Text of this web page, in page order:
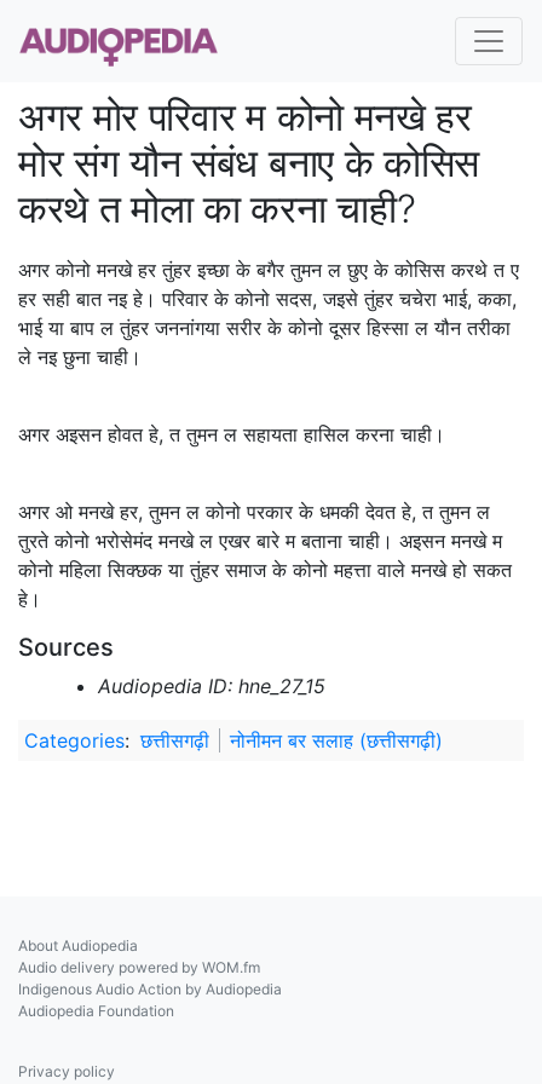
अगर मोर परिवार म कोनो मनखे हर
मोर संग यौन संबंध बनाए के कोसिस
करथे त मोला का करना चाही?
अगर कोनो मनखे हर तुंहर इच्छा के बगैर तुमन ल छुए के कोसिस करथे त ए
हर सही बात नइ हे। परिवार के कोनो सदस, जइसे तुंहर चचेरा भाई, कका,
भाई या बाप ल तुंहर जननांगया सरीर के कोनो दूसर हिस्सा ल यौन तरीका
ले नइ छुना चाही।
अगर अइसन होवत हे, त तुमन ल सहायता हासिल करना चाही।
अगर ओ मनखे हर, तुमन ल कोनो परकार के धमकी देवत हे, त तुमन ल
तुरते कोनो भरोसेमंद मनखे ल एखर बारे म बताना चाही। अइसन मनखे म
कोनो महिला सिक्छक या तुंहर समाज के कोनो महत्ता वाले मनखे हो सकत
हे।
Sources
Audiopedia ID: hne_27_15
Categories: छत्तीसगढ़ी नोनीमन बर सलाह (छत्तीसगढ़ी)
About Audiopedia
Audio delivery powered by WOM.fm
Indigenous Audio Action by Audiopedia
Audiopedia Foundation
Privacy policy